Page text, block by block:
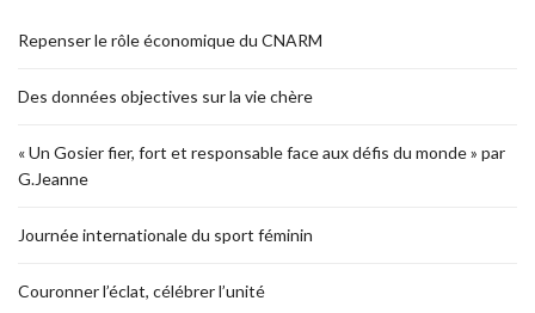
Repenser le rôle économique du CNARM
Des données objectives sur la vie chère
« Un Gosier fier, fort et responsable face aux défis du monde » par
G.Jeanne
Journée internationale du sport féminin
Couronner l’éclat, célébrer l’unité